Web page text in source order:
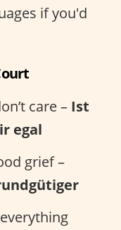
if you'd
care – Ist
egal
grief –